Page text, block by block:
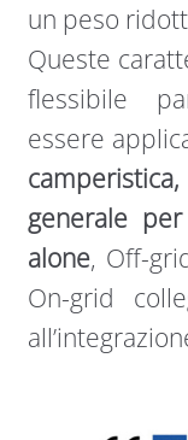
un peso
Queste
flessibile
essere
generale
alone, Off-
On-grid